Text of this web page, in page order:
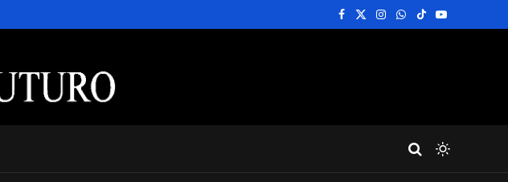
Facebook
X
Instagram
WhatsApp
TikTokYouTube